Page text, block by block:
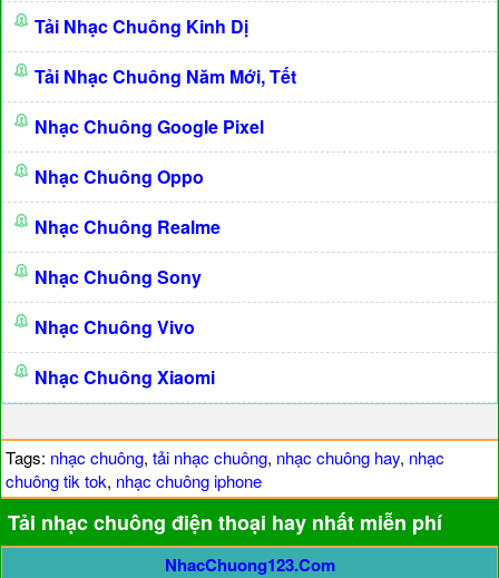
Tải Nhạc Chuông Kinh Dị
Tải Nhạc Chuông Năm Mới, Tết
Nhạc Chuông Google Pixel
Nhạc Chuông Oppo
Nhạc Chuông Realme
Nhạc Chuông Sony
Nhạc Chuông Vivo
Nhạc Chuông Xiaomi
Tags: nhạc chuông, tải nhạc chuông, nhạc chuông hay, nhạc
chuông tik tok, nhạc chuông iphone
Tải nhạc chuông điện thoại hay nhất miễn phí
NhacChuong123.Com